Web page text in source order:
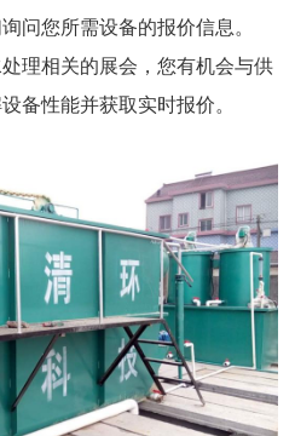
问您所需设备的报价信息。
理相关的展会，您有机会与供
备性能并获取实时报价。